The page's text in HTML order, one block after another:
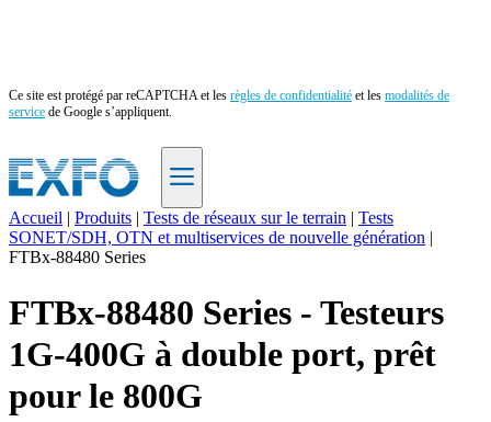
Ce site est protégé par reCAPTCHA et les règles de confidentialité et les modalités de
service de Google s’appliquent.
FR
Solutions
Soutien
Services
Ressources
Accueil | Produits | Tests de réseaux sur le terrain | Tests
SONET/SDH, OTN et multiservices de nouvelle génération |
FTBx-88480 Series
FTBx-88480 Series - Testeurs
1G-400G à double port, prêt
pour le 800G